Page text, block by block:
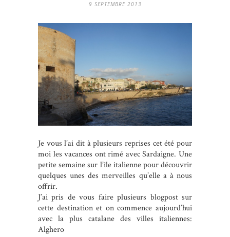
9 SEPTEMBRE 2013
Je vous l’ai dit à plusieurs reprises cet été pour
moi les vacances ont rimé avec Sardaigne. Une
petite semaine sur l’île italienne pour découvrir
quelques unes des merveilles qu’elle a à nous
offrir.
J’ai pris de vous faire plusieurs blogpost sur
cette destination et on commence aujourd’hui
avec la plus catalane des villes italiennes:
Alghero